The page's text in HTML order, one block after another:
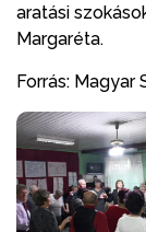
aratási
Margaréta.
Forrás: Magyar